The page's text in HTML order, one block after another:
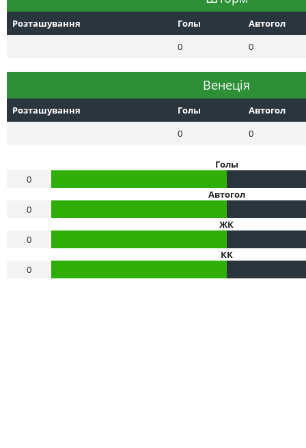
Розташування Голы
Автогол
0
0
Венеція
Розташування Голы
Автогол
0
0
Голы
0
Автогол
0
ЖК
0
КК
0